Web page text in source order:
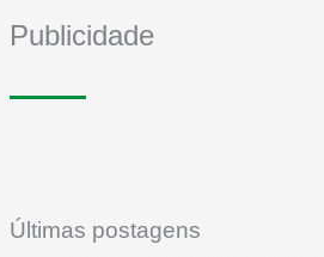
Publicidade
Últimas postagens